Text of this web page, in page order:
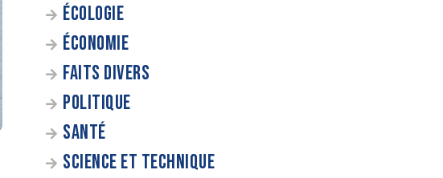
ÉCOLOGIE
ÉCONOMIE
FAITS DIVERS
POLITIQUE
SANTÉ
SCIENCE ET TECHNIQUE